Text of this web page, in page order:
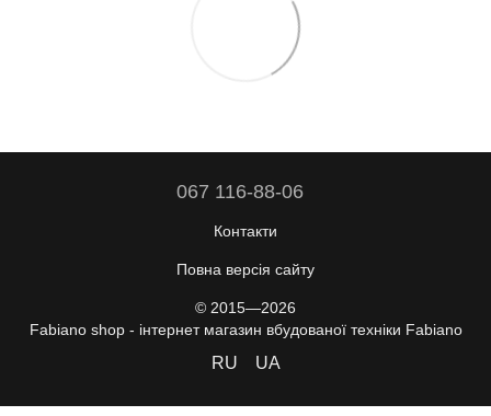
067 116-88-06
Контакти
Повна версія сайту
© 2015—2026
Fabiano shop - інтернет магазин вбудованої техніки Fabiano
RU UA